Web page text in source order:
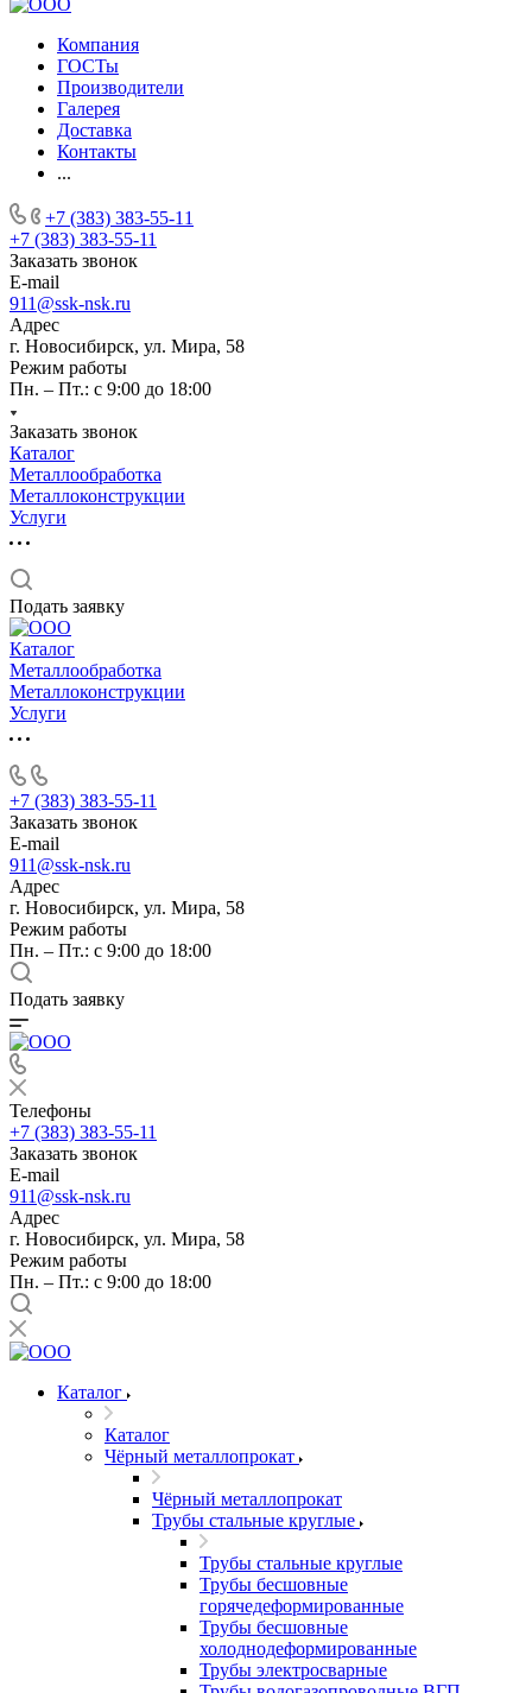
Компания
ГОСТы
Производители
Галерея
Доставка
Контакты
...
+7 (383) 383-55-11
+7 (383) 383-55-11
Заказать звонок
E-mail
911@ssk-nsk.ru
Адрес
г. Новосибирск, ул. Мира, 58
Режим работы
Пн. – Пт.: с 9:00 до 18:00
Заказать звонок
Каталог
Металлообработка
Металлоконструкции
Услуги
Подать заявку
Каталог
Металлообработка
Металлоконструкции
Услуги
+7 (383) 383-55-11
Заказать звонок
E-mail
911@ssk-nsk.ru
Адрес
г. Новосибирск, ул. Мира, 58
Режим работы
Пн. – Пт.: с 9:00 до 18:00
Подать заявку
Телефоны
+7 (383) 383-55-11
Заказать звонок
E-mail
911@ssk-nsk.ru
Адрес
г. Новосибирск, ул. Мира, 58
Режим работы
Пн. – Пт.: с 9:00 до 18:00
Каталог
Каталог
Чёрный металлопрокат
Чёрный металлопрокат
Трубы стальные круглые
Трубы стальные круглые
Трубы бесшовные
горячедеформированные
Трубы бесшовные
холоднодеформированные
Трубы электросварные